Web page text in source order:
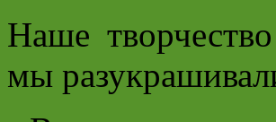
Наше
мы